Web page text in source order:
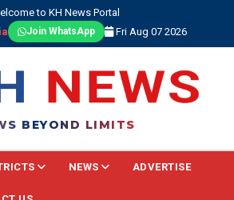
to KH News Portal
Join WhatsApp Fri Aug 07 2026
BEYOND LIMITS
NEWS ADVERTISE